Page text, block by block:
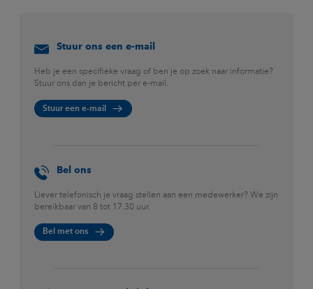
Stuur ons een e-mail
Heb je een specifieke vraag of ben je op zoek naar informatie?
Stuur ons dan je bericht per e-mail.
Stuur een e-mail
Bel ons
Liever telefonisch je vraag stellen aan een medewerker? We zijn
bereikbaar van 8 tot 17.30 uur.
Bel met ons